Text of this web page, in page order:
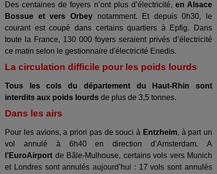
Des centaines de foyers n’ont plus d’électricité, en Alsace
Bossue et vers Orbeynotamment. Et depuis 0h30, le
courant est coupé dans certains quartiers à Epfig. Dans
toute la France, 130 000 foyers seraient privés d’électricité
ce matin selon le gestionnaire d'électricité Enedis.
La circulation difficile pour les poids lourds
Tous les cols du département du Haut-Rhin sont
interdits aux poids lourds de plus de 3,5 tonnes.
Dans les airs
Pour les avions, a priori pas de souci à Entzheim, à part un
vol annulé à 6h40 en direction d’Amsterdam. A
l’EuroAirport de Bâle-Mulhouse, certains vols vers Munich
et Londres sont annulés aujourd’hui : 17 vols sont annulés